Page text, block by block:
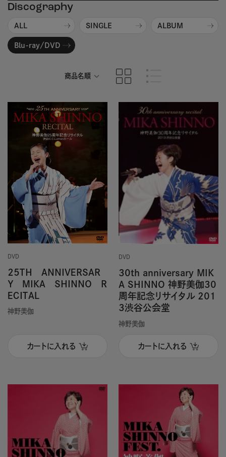
Discography
ALL SINGLE ALBUM
Blu-ray/DVD
商品名順
DVD
２５ＴＨ ＡＮＮＩＶＥＲＳＡＲ
Ｙ ＭＩＫＡ ＳＨＩＮＮＯ Ｒ
ＥＣＩＴＡＬ
神野美伽
カートに入れる
DVD
30th anniversary MIK
A SHINNO 神野美伽30
周年記念リサイタル 201
3渋谷公会堂
神野美伽
カートに入れる